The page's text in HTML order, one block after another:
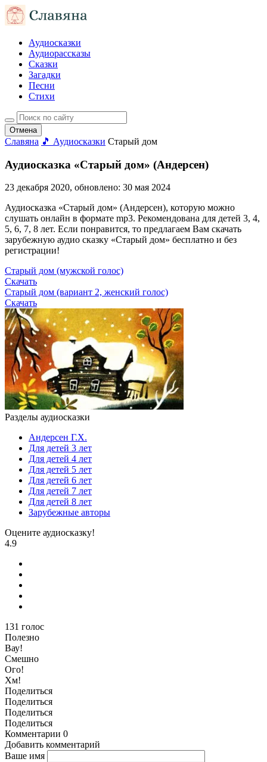
Аудиосказки
Аудиорассказы
Сказки
Загадки
Песни
Стихи
Отмена
Славяна 🎵 Аудиосказки Старый дом
Аудиосказка «Старый дом» (Андерсен)
23 декабря 2020, обновлено: 30 мая 2024
Аудиосказка «Старый дом» (Андерсен), которую можно
слушать онлайн в формате mp3. Рекомендована для детей 3, 4,
5, 6, 7, 8 лет. Если понравится, то предлагаем Вам скачать
зарубежную аудио сказку «Старый дом» бесплатно и без
регистрации!
Старый дом (мужской голос)
Скачать
Старый дом (вариант 2, женский голос)
Скачать
Разделы аудиосказки
Андерсен Г.Х.
Для детей 3 лет
Для детей 4 лет
Для детей 5 лет
Для детей 6 лет
Для детей 7 лет
Для детей 8 лет
Зарубежные авторы
Оцените аудиосказку!
4.9
131 голос
Полезно
Вау!
Смешно
Ого!
Хм!
Поделиться
Поделиться
Поделиться
Поделиться
Комментарии 0
Добавить комментарий
Ваше имя